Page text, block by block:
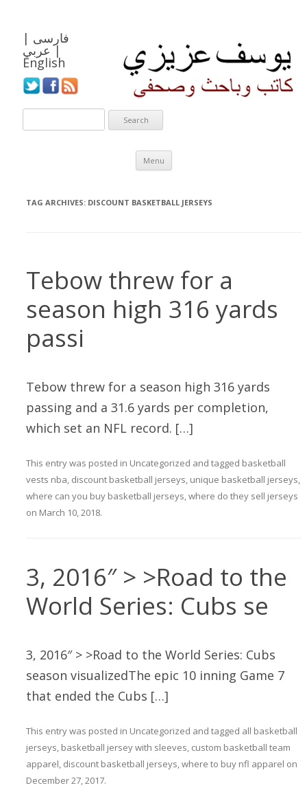
فارسی |
عربي |
English
Menu
Skip to content
TAG ARCHIVES: DISCOUNT BASKETBALL JERSEYS
Tebow threw for a
season high 316 yards
passi
Tebow threw for a season high 316 yards
passing and a 31.6 yards per completion,
which set an NFL record. […]
This entry was posted in Uncategorized and tagged basketball
vests nba, discount basketball jerseys, unique basketball jerseys,
where can you buy basketball jerseys,where do they sell jerseys
on March 10, 2018.
3, 2016″ > >Road to the
World Series: Cubs se
3, 2016″ > >Road to the World Series: Cubs
season visualizedThe epic 10 inning Game 7
that ended the Cubs […]
This entry was posted in Uncategorized and tagged all basketball
jerseys, basketball jersey with sleeves, custom basketball team
apparel, discount basketball jerseys,where to buy nfl apparel on
December 27, 2017.